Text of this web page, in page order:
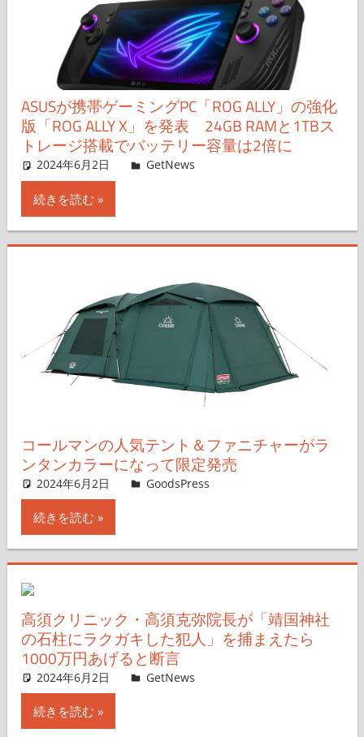
ASUSが携帯ゲーミングPC「ROG ALLY」の強化
版「ROG ALLY X」を発表 24GB RAMと1TBス
トレージ搭載でバッテリー容量は2倍に
2024年6月2日 shnsk
GetNews
続きを読む
コールマンの人気テント＆ファニチャーがラ
ンタンカラーになって限定発売
2024年6月2日 ＆GP
GoodsPress
続きを読む
高須クリニック・高須克弥院長が「靖国神社
の石柱にラクガキした犯人」を捕まえたら
1000万円あげると断言
2024年6月2日 GetNews
続きを読む